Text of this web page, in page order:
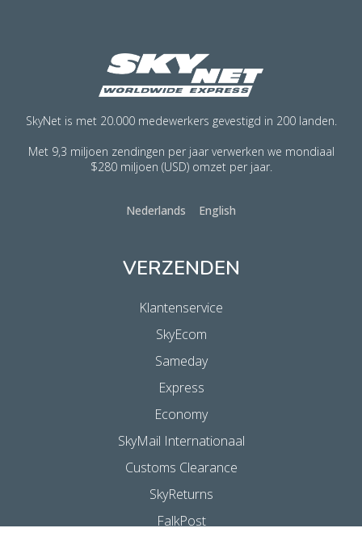
SkyNet is met 20.000 medewerkers gevestigd in 200 landen.
Met 9,3 miljoen zendingen per jaar verwerken we mondiaal
$280 miljoen (USD) omzet per jaar.
Nederlands English
VERZENDEN
Klantenservice
SkyEcom
Sameday
Express
Economy
SkyMail Internationaal
Customs Clearance
SkyReturns
FalkPost